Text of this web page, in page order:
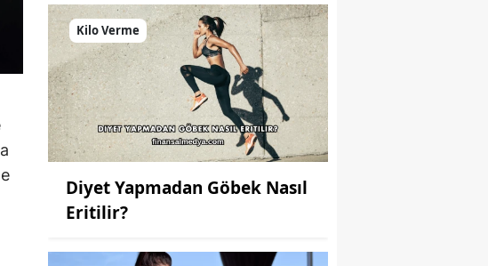
Kilo Verme
Diyet Yapmadan Göbek Nasıl
Eritilir?